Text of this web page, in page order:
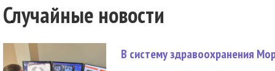
Случайные новости
В систему здравоохранения